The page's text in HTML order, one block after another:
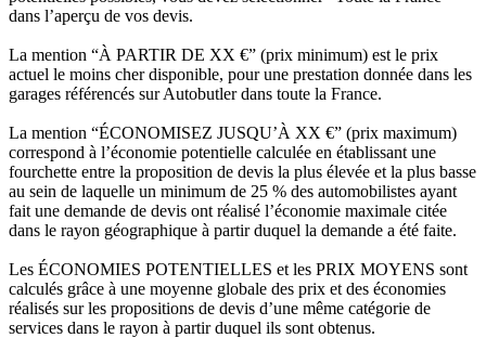
dans l’aperçu de vos devis.
La mention “À PARTIR DE XX €” (prix minimum) est le prix
actuel le moins cher disponible, pour une prestation donnée dans les
garages référencés sur Autobutler dans toute la France.
La mention “ÉCONOMISEZ JUSQU’À XX €” (prix maximum)
correspond à l’économie potentielle calculée en établissant une
fourchette entre la proposition de devis la plus élevée et la plus basse
au sein de laquelle un minimum de 25 % des automobilistes ayant
fait une demande de devis ont réalisé l’économie maximale citée
dans le rayon géographique à partir duquel la demande a été faite.
Les ÉCONOMIES POTENTIELLES et les PRIX MOYENS sont
calculés grâce à une moyenne globale des prix et des économies
réalisés sur les propositions de devis d’une même catégorie de
services dans le rayon à partir duquel ils sont obtenus.